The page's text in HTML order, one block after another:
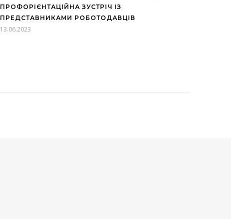
ПРОФОРІЄНТАЦІЙНА ЗУСТРІЧ ІЗ
ПРЕДСТАВНИКАМИ РОБОТОДАВЦІВ
13.06.2023